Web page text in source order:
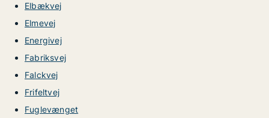
Elbækvej
Elmevej
Energivej
Fabriksvej
Falckvej
Frifeltvej
Fuglevænget